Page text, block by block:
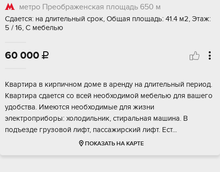
метро Преображенская площадь 650 м
Сдается: на длительный срок, Общая площадь: 41.4 м2, Этаж:
5 / 16, С мебелью
60 000 
Квартира в кирпичном доме в аренду на длительный период.
Квартира сдается со всей необходимой мебелью для вашего
удобства. Имеются необходимые для жизни
электроприборы: холодильник, стиральная машина. В
подъезде грузовой лифт, пассажирский лифт. Ест...
ПОКАЗАТЬ НА КАРТЕ